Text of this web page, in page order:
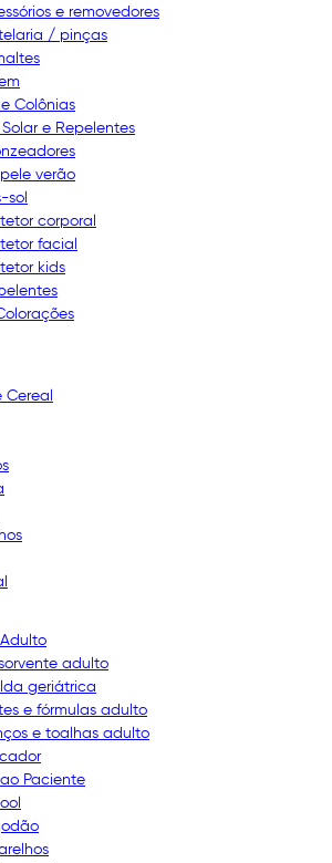
e removedores
/ pinças
e Colônias
e Repelentes
pele verão
sol
corporal
facial
kids
Cereal
adulto
geriátrica
e fórmulas adulto
e toalhas adulto
Paciente